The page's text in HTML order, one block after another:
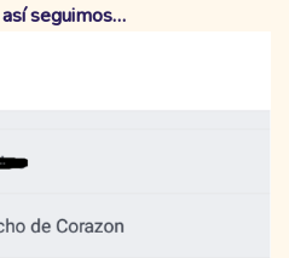
así seguimos…